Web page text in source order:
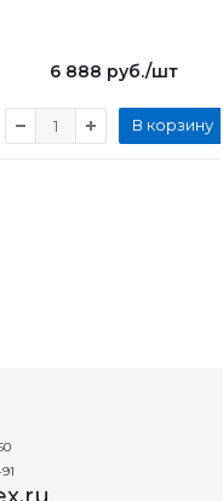
6 888 руб./шт
В корзину